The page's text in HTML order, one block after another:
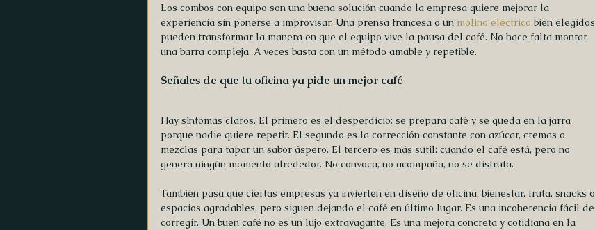
Los combos con equipo son una buena solución cuando la empresa quiere mejorar la
experiencia sin ponerse a improvisar. Una prensa francesa o un molino eléctrico bien elegidos
pueden transformar la manera en que el equipo vive la pausa del café. No hace falta montar
una barra compleja. A veces basta con un método amable y repetible.
Señales de que tu oficina ya pide un mejor café
Hay síntomas claros. El primero es el desperdicio: se prepara café y se queda en la jarra
porque nadie quiere repetir. El segundo es la corrección constante con azúcar, cremas o
mezclas para tapar un sabor áspero. El tercero es más sutil: cuando el café está, pero no
genera ningún momento alrededor. No convoca, no acompaña, no se disfruta.
También pasa que ciertas empresas ya invierten en diseño de oficina, bienestar, fruta, snacks o
espacios agradables, pero siguen dejando el café en último lugar. Es una incoherencia fácil de
corregir. Un buen café no es un lujo extravagante. Es una mejora concreta y cotidiana en la